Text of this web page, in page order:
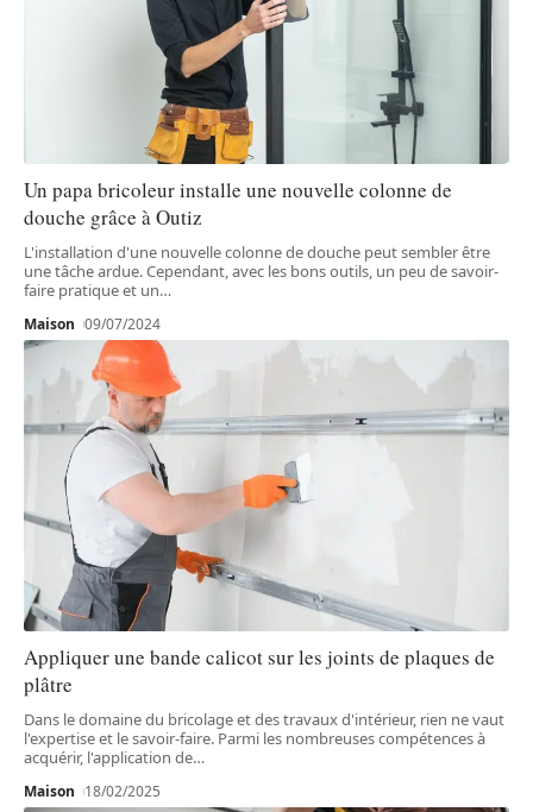
Un papa bricoleur installe une nouvelle colonne de
douche grâce à Outiz
L'installation d'une nouvelle colonne de douche peut sembler être
une tâche ardue. Cependant, avec les bons outils, un peu de savoir-
faire pratique et un…
Maison 09/07/2024
Appliquer une bande calicot sur les joints de plaques de
plâtre
Dans le domaine du bricolage et des travaux d'intérieur, rien ne vaut
l'expertise et le savoir-faire. Parmi les nombreuses compétences à
acquérir, l'application de…
Maison 18/02/2025